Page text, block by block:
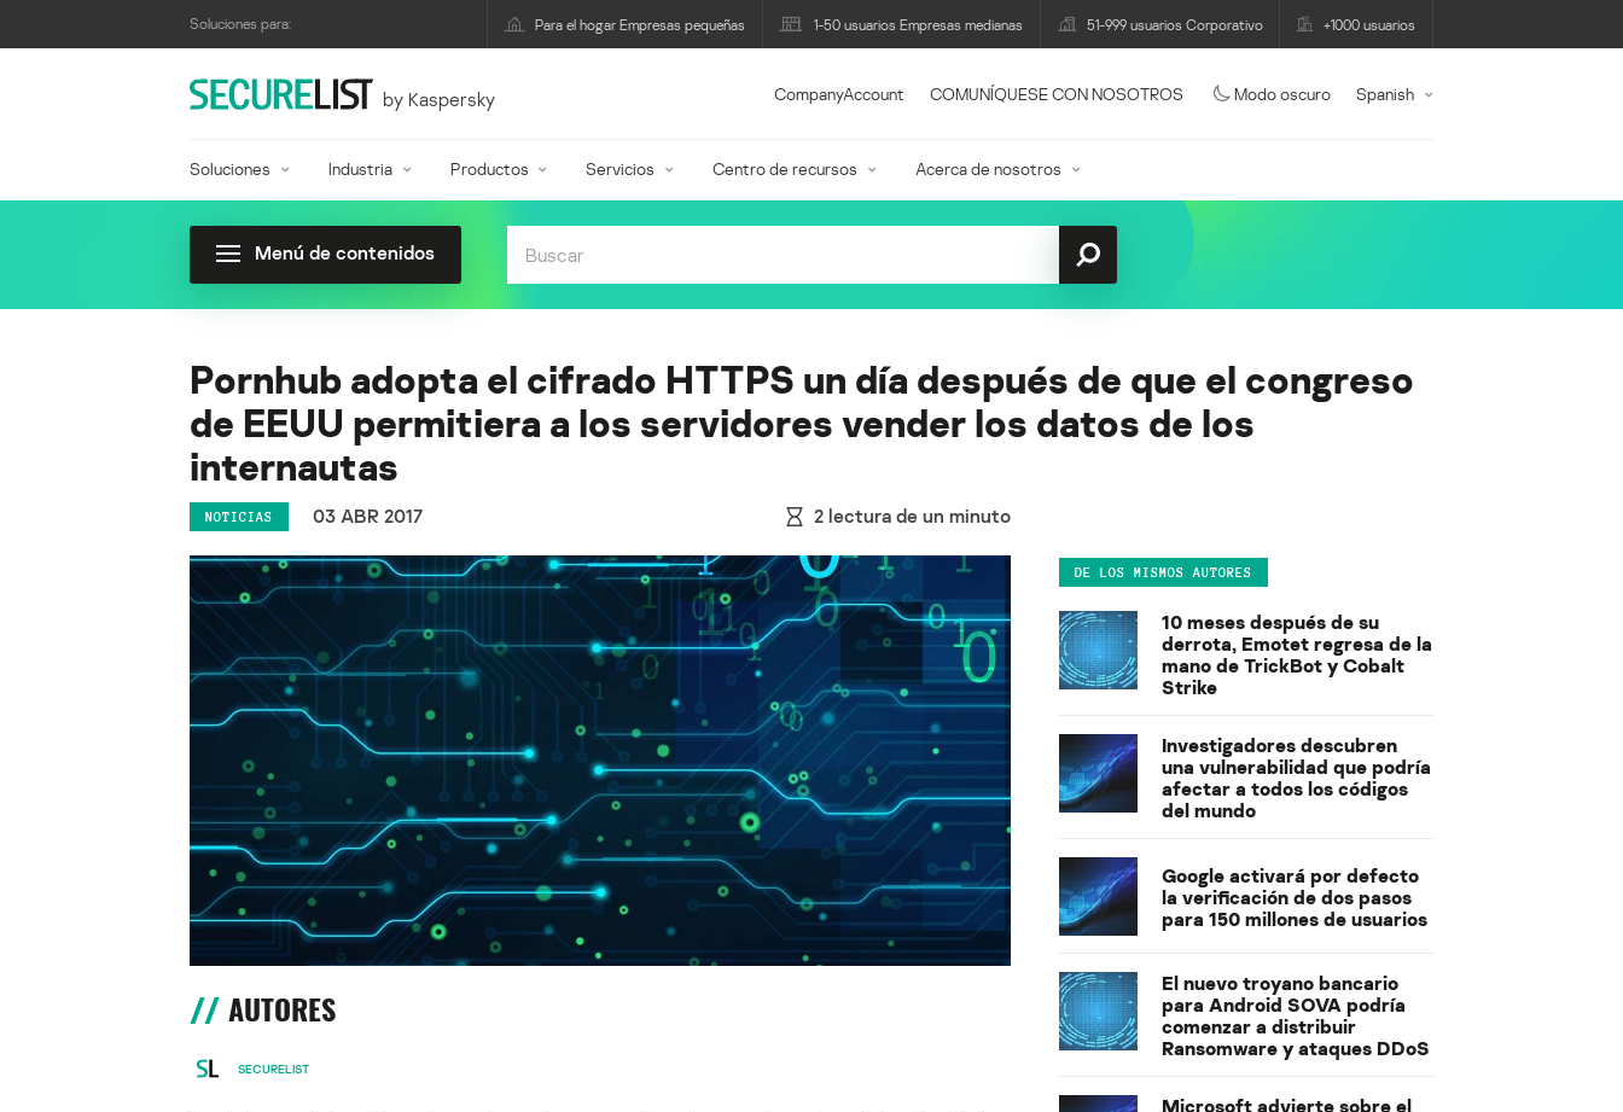
Soluciones para: Para el hogar Empresas pequeñas 1-50 usuarios Empresas medianas 51-999 usuarios Corporativo +1000 usuarios
by Kaspersky CompanyAccount COMUNÍQUESE CON NOSOTROS Modo oscuro Spanish
Soluciones Industria Productos Servicios Centro de recursos Acerca de nosotros
Menú de contenidos
Pornhub adopta el cifrado HTTPS un día después de que el congreso
de EEUU permitiera a los servidores vender los datos de los
internautas
NOTICIAS 03 ABR 2017 2 lectura de un minuto
AUTORES
SECURELIST
DE LOS MISMOS AUTORES
10 meses después de su
derrota, Emotet regresa de la
mano de TrickBot y Cobalt
Strike
Investigadores descubren
una vulnerabilidad que podría
afectar a todos los códigos
del mundo
Google activará por defecto
la verificación de dos pasos
para 150 millones de usuarios
El nuevo troyano bancario
para Android SOVA podría
comenzar a distribuir
Ransomware y ataques DDoS
Microsoft advierte sobre el